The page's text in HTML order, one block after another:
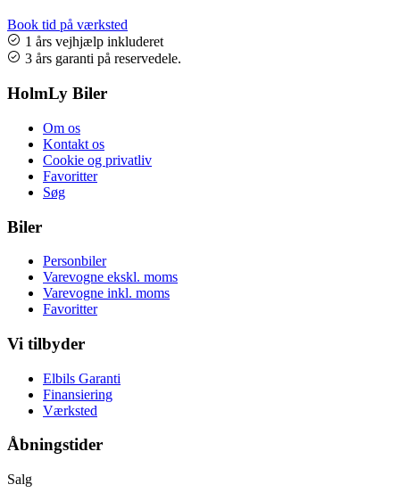
Book tid på værksted
1 års vejhjælp inkluderet
3 års garanti på reservedele.
HolmLy Biler
Om os
Kontakt os
Cookie og privatliv
Favoritter
Søg
Biler
Personbiler
Varevogne ekskl. moms
Varevogne inkl. moms
Favoritter
Vi tilbyder
Elbils Garanti
Finansiering
Værksted
Åbningstider
Salg